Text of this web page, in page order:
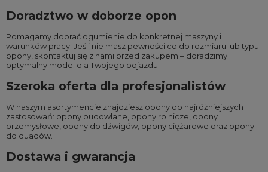
Doradztwo w doborze opon
Pomagamy dobrać ogumienie do konkretnej maszyny i
warunków pracy. Jeśli nie masz pewności co do rozmiaru lub typu
opony, skontaktuj się z nami przed zakupem – doradzimy
optymalny model dla Twojego pojazdu.
Szeroka oferta dla profesjonalistów
W naszym asortymencie znajdziesz opony do najróżniejszych
zastosowań: opony budowlane opony rolnicze opony
przemysłowe opony do dźwigów opony ciężarowe oraz opony
do quadów
Dostawa i gwarancja